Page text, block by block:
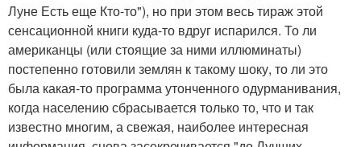
Луне Есть еще Кто-то"), но при этом весь тираж этой
сенсационной книги куда-то вдруг испарился. То ли
американцы (или стоящие за ними иллюминаты)
постепенно готовили землян к такому шоку, то ли это
была какая-то программа утонченного одурманивания,
когда населению сбрасывается только то, что и так
известно многим, а свежая, наиболее интересная